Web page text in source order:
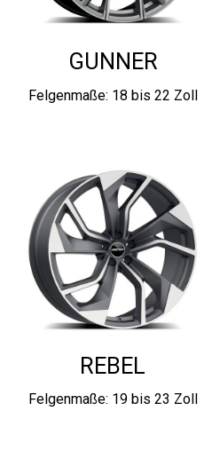
GUNNER
Felgenmaße: 18 bis 22 Zoll
REBEL
Felgenmaße: 19 bis 23 Zoll